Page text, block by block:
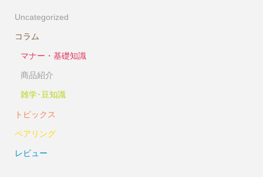
Uncategorized
コラム
マナー・基礎知識
商品紹介
雑学･豆知識
トピックス
ペアリング
レビュー